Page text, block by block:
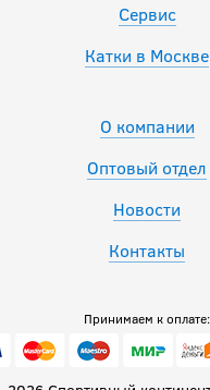
Сервис
Катки в Москве
О компании
Оптовый отдел
Новости
Контакты
Принимаем к оплате: